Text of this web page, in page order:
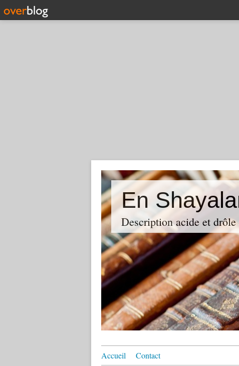
En
Description acide et
Accueil Contact